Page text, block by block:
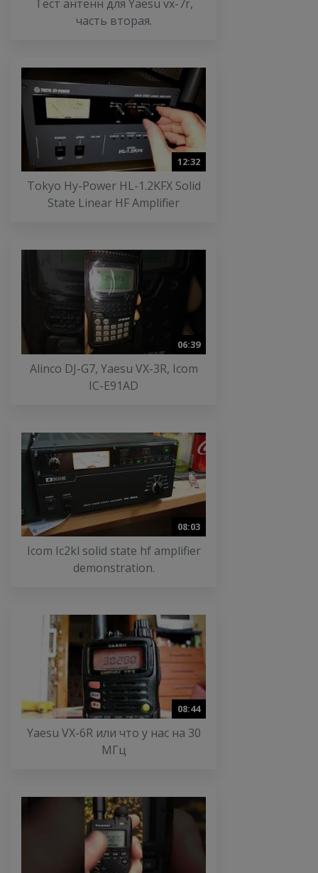
Тест антенн для Yaesu vx-7r,
часть вторая.
12:32
Tokyo Hy-Power HL-1.2KFX Solid
State Linear HF Amplifier
06:39
Alinco DJ-G7, Yaesu VX-3R, Icom
IC-E91AD
08:03
Icom Ic2kl solid state hf amplifier
demonstration.
08:44
Yaesu VX-6R или что у нас на 30
МГц